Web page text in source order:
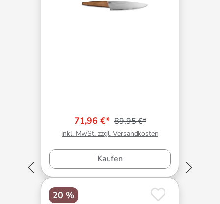
71,96 €* 89,95 €*
inkl. MwSt. zzgl. Versandkosten
Kaufen
20 %